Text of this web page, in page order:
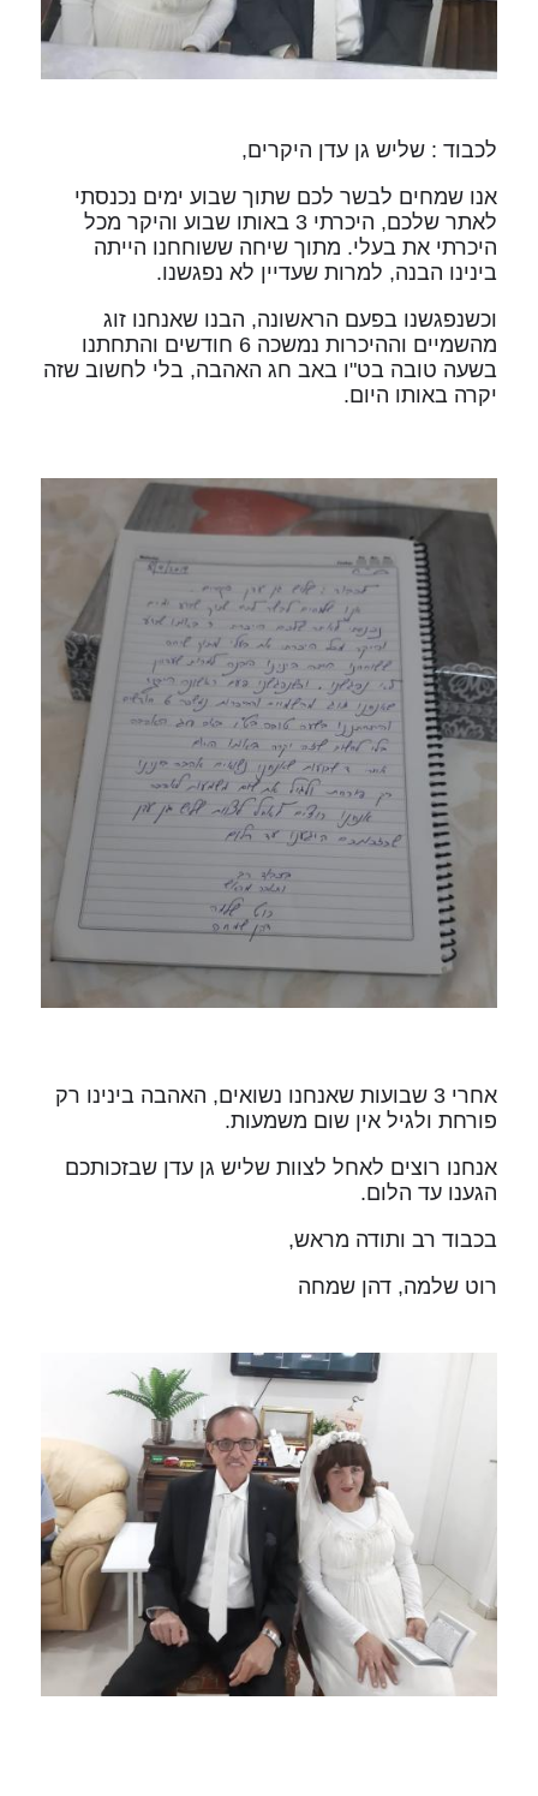
לכבוד : שליש גן עדן היקרים,
אנו שמחים לבשר לכם שתוך שבוע ימים נכנסתי
לאתר שלכם, היכרתי 3 באותו שבוע והיקר מכל
היכרתי את בעלי. מתוך שיחה ששוחחנו הייתה
בינינו הבנה, למרות שעדיין לא נפגשנו.
וכשנפגשנו בפעם הראשונה, הבנו שאנחנו זוג
מהשמיים וההיכרות נמשכה 6 חודשים והתחתנו
בשעה טובה בט"ו באב חג האהבה, בלי לחשוב שזה
יקרה באותו היום.
אחרי 3 שבועות שאנחנו נשואים, האהבה בינינו רק
פורחת ולגיל אין שום משמעות.
אנחנו רוצים לאחל לצוות שליש גן עדן שבזכותכם
הגענו עד הלום.
בכבוד רב ותודה מראש,
רוט שלמה, דהן שמחה